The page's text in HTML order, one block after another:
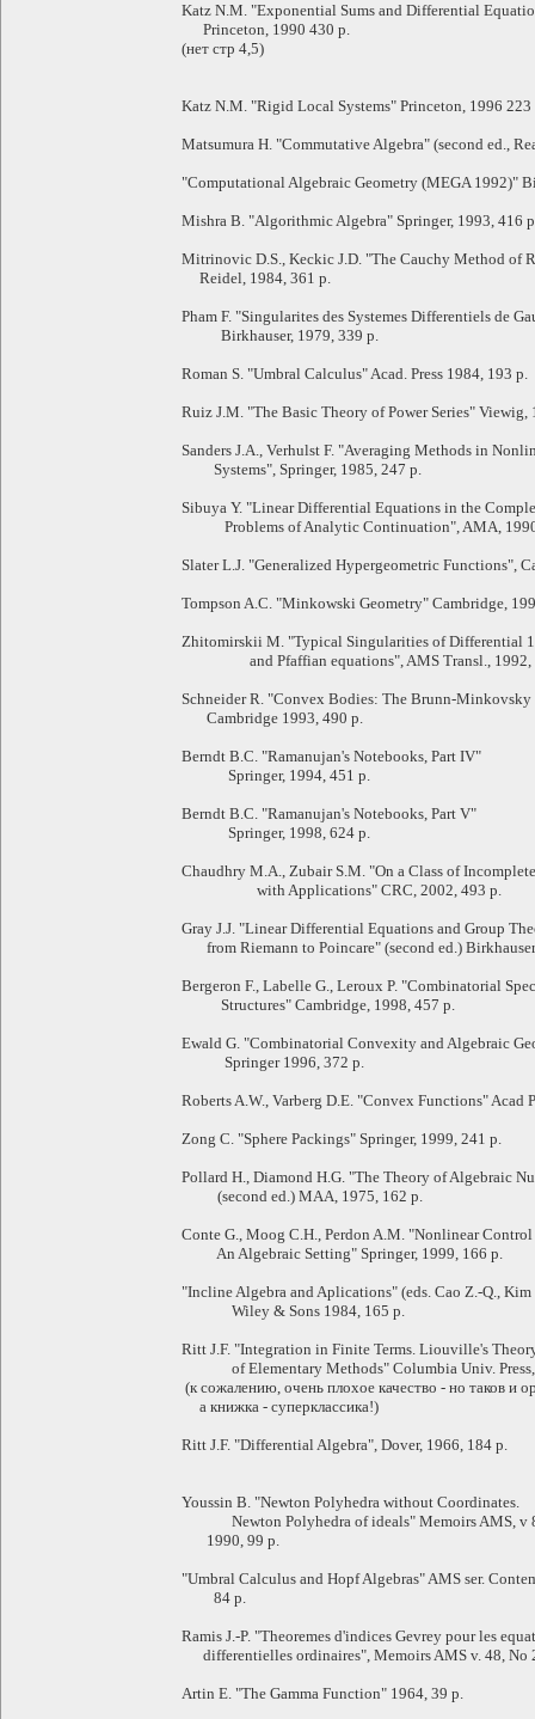
Katz N.M. "Exponential Sums and Differential
Princeton, 1990 430 p.
(нет стр 4,5)
Katz N.M. "Rigid Local Systems" Princeton, 1996 223
Matsumura H. "Commutative Algebra" (second ed.,
"Computational Algebraic Geometry (MEGA 1992)"
Mishra B. "Algorithmic Algebra" Springer, 1993, 416
Mitrinovic D.S., Keckic J.D. "The Cauchy Method of
Reidel, 1984, 361 p.
Pham F. "Singularites des Systemes Differentiels de
Birkhauser, 1979, 339 p.
Roman S. "Umbral Calculus" Acad. Press 1984, 193 p.
Ruiz J.M. "The Basic Theory of Power Series" Viewig,
Sanders J.A., Verhulst F. "Averaging Methods in
Systems", Springer, 1985, 247 p.
Sibuya Y. "Linear Differential Equations in the
Problems of Analytic Continuation", AMA,
Slater L.J. "Generalized Hypergeometric Functions",
Tompson A.C. "Minkowski Geometry" Cambridge,
Zhitomirskii M. "Typical Singularities of Differential
and Pfaffian equations", AMS Transl., 1992,
Schneider R. "Convex Bodies: The Brunn-
Cambridge 1993, 490 p.
Berndt B.C. "Ramanujan's Notebooks, Part IV"
Springer, 1994, 451 p.
Berndt B.C. "Ramanujan's Notebooks, Part V"
Springer, 1998, 624 p.
Chaudhry M.A., Zubair S.M. "On a Class of
with Applications" CRC, 2002, 493 p.
Gray J.J. "Linear Differential Equations and Group
from Riemann to Poincare" (second ed.)
Bergeron F., Labelle G., Leroux P. "Combinatorial
Structures" Cambridge, 1998, 457 p.
Ewald G. "Combinatorial Convexity and Algebraic
Springer 1996, 372 p.
Roberts A.W., Varberg D.E. "Convex Functions" Acad
Zong C. "Sphere Packings" Springer, 1999, 241 p.
Pollard H., Diamond H.G. "The Theory of Algebraic
(second ed.) MAA, 1975, 162 p.
Conte G., Moog C.H., Perdon A.M. "Nonlinear Control
An Algebraic Setting" Springer, 1999, 166 p.
"Incline Algebra and Aplications" (eds. Cao Z.-Q., Kim
Wiley & Sons 1984, 165 p.
Ritt J.F. "Integration in Finite Terms. Liouville's
of Elementary Methods" Columbia Univ. Press,
(к сожалению, очень плохое качество - но таков и
а книжка - суперклассика!)
Ritt J.F. "Differential Algebra", Dover, 1966, 184 p.
Youssin B. "Newton Polyhedra without Coordinates.
Newton Polyhedra of ideals" Memoirs AMS, v
1990, 99 p.
"Umbral Calculus and Hopf Algebras" AMS ser.
84 p.
Ramis J.-P. "Theoremes d'indices Gevrey pour les
differentielles ordinaires", Memoirs AMS v. 48, No
Artin E. "The Gamma Function" 1964, 39 p.